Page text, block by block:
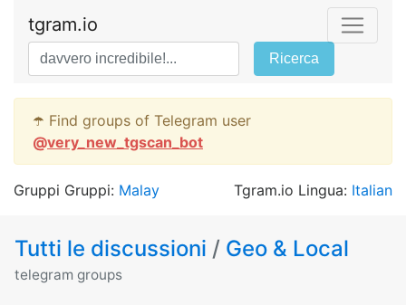
tgram.io
Ricerca
☂️ Find groups of Telegram user
@very_new_tgscan_bot
Gruppi Gruppi: Malay Tgram.io Lingua: Italian
Tutti le discussioni / Geo & Local
telegram groups